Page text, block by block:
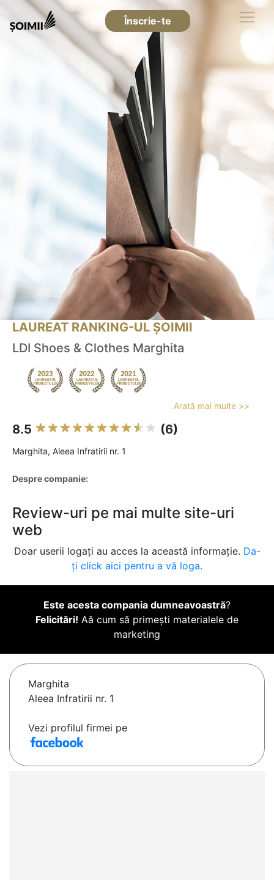
Înscrie-te
LAUREAT RANKING-UL ȘOIMII
LDI Shoes & Clothes Marghita
Arată mai multe >>
8.5 (6)
Marghita, Aleea Infratirii nr. 1
Despre companie:
Review-uri pe mai multe site-uri
web
Doar userii logați au acces la această informație. Da-
ți click aici pentru a vă loga.
Este acesta compania dumneavoastră?
Felicitări! Aă cum să primești materialele de
marketing
Marghita
Aleea Infratirii nr. 1
Vezi profilul firmei pe